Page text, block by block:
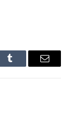
Tumblr Email